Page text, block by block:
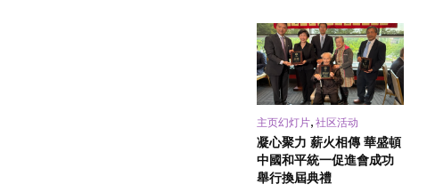
主页幻灯片, 社区活动
凝心聚力 薪火相傳 華盛頓
中國和平統一促進會成功
舉行換屆典禮